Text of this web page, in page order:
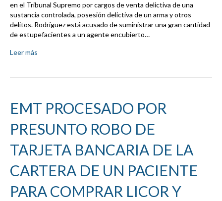
en el Tribunal Supremo por cargos de venta delictiva de una
sustancia controlada, posesión delictiva de un arma y otros
delitos. Rodríguez está acusado de suministrar una gran cantidad
de estupefacientes a un agente encubierto…
Leer más
EMT PROCESADO POR
PRESUNTO ROBO DE
TARJETA BANCARIA DE LA
CARTERA DE UN PACIENTE
PARA COMPRAR LICOR Y